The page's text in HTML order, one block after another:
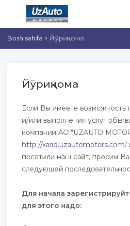
Bosh sahifa Йўриқнома
Йўриқнома
Если Вы имеете возможность
и/или выполнения услуг
компании АО "UZAUTO
http://xarid.uzautomotors.com/
посетили наш сайт, просим
следующей
Для начала
для этого надо: